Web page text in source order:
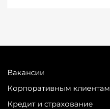
Вакансии
Корпоративным клиентам
Кредит и страхование